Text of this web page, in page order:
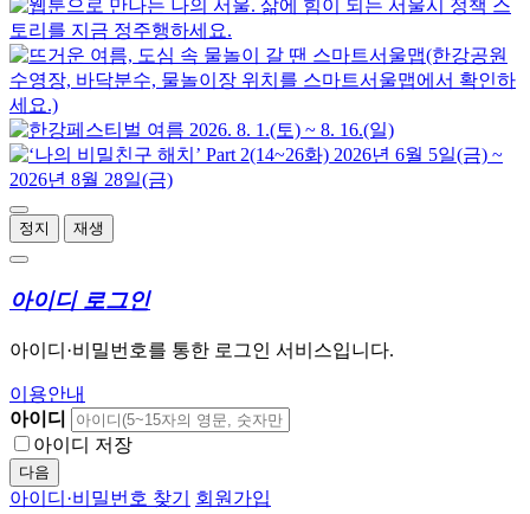
정지 재생
아이디 로그인
아이디·비밀번호를 통한 로그인 서비스입니다.
이용안내
아이디
아이디 저장
다음
아이디·비밀번호 찾기 회원가입